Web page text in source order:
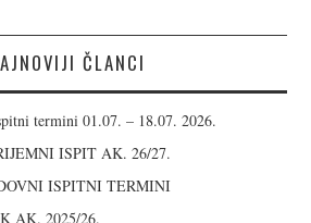
ČLANCI
termini 01.07. – 18.07. 2026.
ISPIT AK. 26/27.
ISPITNI TERMINI
AK. 2025/26.